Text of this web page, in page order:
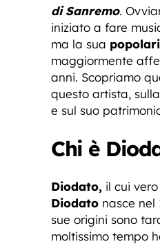
di Sanremo.
iniziato a fare
ma la sua
maggiormente
anni. Scopriamo
questo artista,
e sul suo
Chi è
Diodato, il cui
Diodato nasce nel
sue origini sono
moltissimo tempo